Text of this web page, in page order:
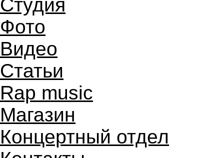
Студия
Фото
Видео
Статьи
Rap music
Магазин
Концертный отдел